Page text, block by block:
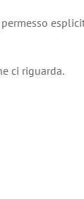
ci riguarda.